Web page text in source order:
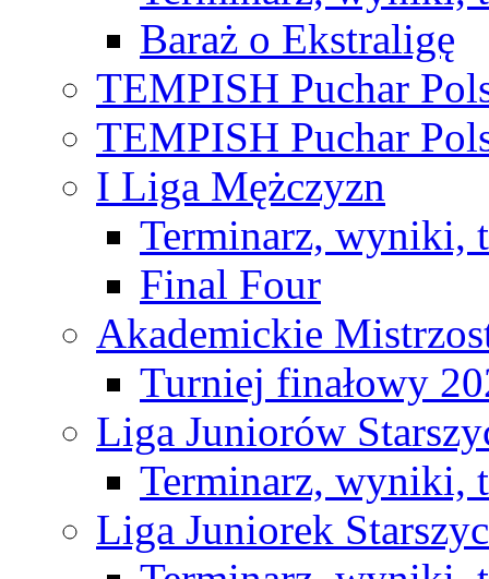
Baraż o Ekstraligę
TEMPISH Puchar
TEMPISH Puchar
I Liga Mężczyzn
Terminarz, wyniki,
Final Four
Akademickie
Turniej finałowy
Liga Juniorów
Terminarz, wyniki,
Liga Juniorek